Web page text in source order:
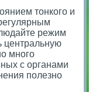
тонкого и
режим
центральную
много
с органами
полезно